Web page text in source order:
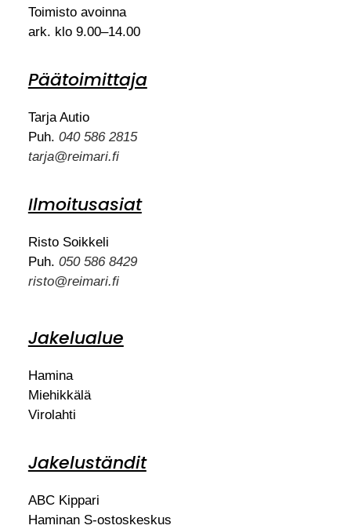
Toimisto avoinna
ark. klo 9.00–14.00
Päätoimittaja
Tarja Autio
Puh. 040 586 2815
tarja@reimari.fi
Ilmoitusasiat
Risto Soikkeli
Puh. 050 586 8429
risto@reimari.fi
Jakelualue
Hamina
Miehikkälä
Virolahti
Jakeluständit
ABC Kippari
Haminan S-ostoskeskus